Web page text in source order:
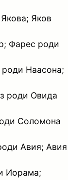
Яков
Фарес роди
Наасона;
роди Овида
Соломона
Авия; Авия
Иорама;